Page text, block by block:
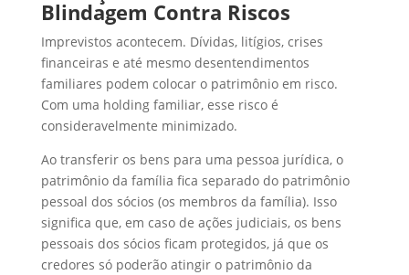
Blindagem Contra Riscos
Imprevistos acontecem. Dívidas, litígios, crises
financeiras e até mesmo desentendimentos
familiares podem colocar o patrimônio em risco.
Com uma holding familiar, esse risco é
consideravelmente minimizado.
Ao transferir os bens para uma pessoa jurídica, o
patrimônio da família fica separado do patrimônio
pessoal dos sócios (os membros da família). Isso
significa que, em caso de ações judiciais, os bens
pessoais dos sócios ficam protegidos, já que os
credores só poderão atingir o patrimônio da